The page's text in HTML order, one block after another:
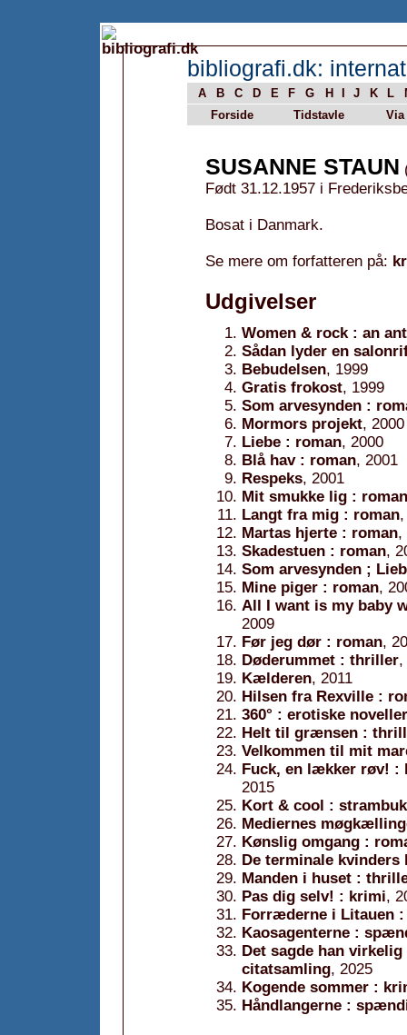
bibliografi.dk:
A B C D E F G H J K L
Forside
Tidstavle Via
SUSANNE STAUN
Født 31.12.1957 i
Bosat i Danmark.
Se mere om forfatteren på:
Udgivelser
Women & rock : an
Sådan lyder en
Bebudelsen, 1999
Gratis frokost, 1999
Som arvesynden :
Mormors projekt, 2000
Liebe : roman, 2000
Blå hav : roman, 2001
Respeks, 2001
Mit smukke lig : roman
Langt fra mig : roman
Martas hjerte : roman,
Skadestuen : roman,
Som arvesynden ;
Mine piger : roman,
All I want is my baby
2009
Før jeg dør : roman,
Døderummet : thriller,
Kælderen, 2011
Hilsen fra Rexville :
360° : erotiske noveller
Helt til grænsen :
Velkommen til mit
Fuck, en lækker røv! :
2015
Kort & cool :
Mediernes
Kønslig omgang :
De terminale kvinders
Manden i huset :
Pas dig selv! : krimi,
Forræderne i Litauen
Kaosagenterne :
Det sagde han
citatsamling, 2025
Kogende sommer :
Håndlangerne :